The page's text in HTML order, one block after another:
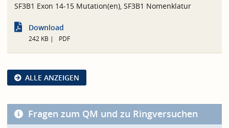
SF3B1 Exon 14-15 Mutation(en), SF3B1 Nomenklatur
Download
242 KB PDF
ALLE ANZEIGEN
Fragen zum QM und zu Ringversuchen